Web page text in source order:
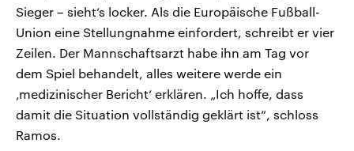
Sieger – sieht‘s locker. Als die Europäische Fußball-
Union eine Stellungnahme einfordert, schreibt er vier
Zeilen. Der Mannschaftsarzt habe ihn am Tag vor
dem Spiel behandelt, alles weitere werde ein
‚medizinischer Bericht‘ erklären. „Ich hoffe, dass
damit die Situation vollständig geklärt ist“, schloss
Ramos.